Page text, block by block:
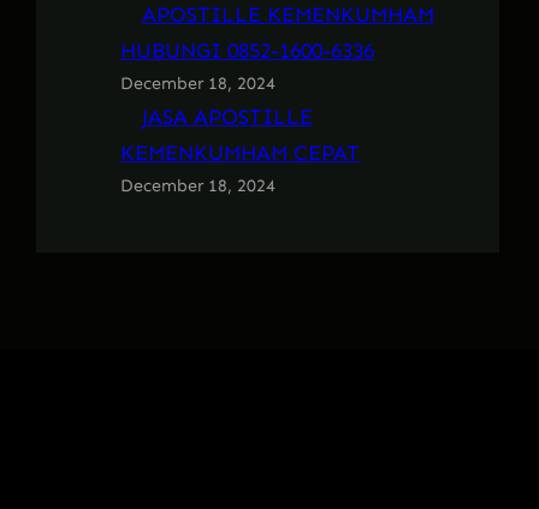
APOSTILLE KEMENKUMHAM
HUBUNGI 0852-1600-6336
December 18, 2024
JASA APOSTILLE
KEMENKUMHAM CEPAT
December 18, 2024